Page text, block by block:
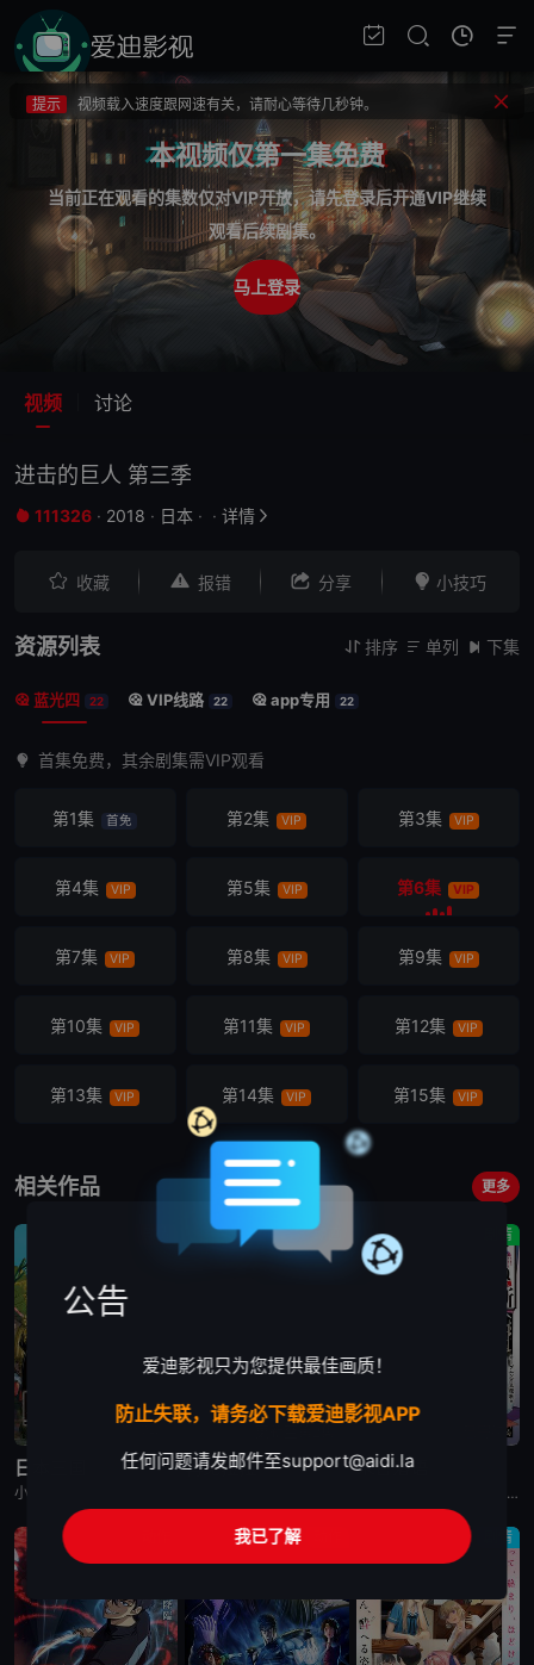
提示
提示
如果无法播放请重新刷新页面，或者切换线路。
提示
视频载入速度跟网速有关，请耐心等待几秒钟。
不要轻易相信视频中的广告，谨防上当受骗!
本视频仅第一集免费
当前正在观看的集数仅对VIP开放，请先登录后开通VIP继续
观看后续剧集。
马上登录
视频 讨论
进击的巨人 第三季
 111326 · 2018 · 日本 · · 详情 
 收藏  报错  分享  小技巧
资源列表  排序  单列  下集
 蓝光四 22  VIP线路 22  app专用 22
首集免费，其余剧集需VIP观看
第1集 首免 第2集 VIP 第3集 VIP
第4集 VIP 第5集 VIP 第6集 VIP
第7集 VIP 第8集 VIP 第9集 VIP
第10集 VIP 第11集 VIP 第12集 VIP
第13集 VIP 第14集 VIP 第15集 VIP
第17集 VIP
第20集 VIP 第21集
第22集 VIP
相关作品 更多
剧情
日本三国
动画
再见菈菈
剧情
朱音落语
永濑安奈,江口拓也,高桥李依,福山润,岛崎信长,小林千晃,阿座上洋平,山下诚一郎,盐野瑛久,寺杣昌纪,大塚明夫
剧情
公告
爱迪影视只为您提供最佳画质！
防止失联，请务必下载爱迪影视APP
任何问题请发邮件至support@aidi.la
我已了解